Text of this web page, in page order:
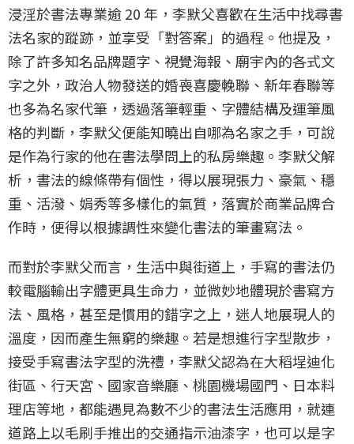
浸淫於書法專業逾 20 年，李默父喜歡在生活中找尋書
法名家的蹤跡，並享受「對答案」的過程。他提及，
除了許多知名品牌題字、視覺海報、廟宇內的各式文
字之外，政治人物發送的婚喪喜慶輓聯、新年春聯等
也多為名家代筆，透過落筆輕重、字體結構及運筆風
格的判斷，李默父便能知曉出自哪為名家之手，可說
是作為行家的他在書法學問上的私房樂趣。李默父解
析，書法的線條帶有個性，得以展現張力、豪氣、穩
重、活潑、娟秀等多樣化的氣質，落實於商業品牌合
作時，便得以根據調性來變化書法的筆畫寫法。
而對於李默父而言，生活中與街道上，手寫的書法仍
較電腦輸出字體更具生命力，並微妙地體現於書寫方
法、風格，甚至是慣用的錯字之上，迷人地展現人的
溫度，因而產生無窮的樂趣。若是想進行字型散步，
接受手寫書法字型的洗禮，李默父認為在大稻埕迪化
街區、行天宮、國家音樂廳、桃園機場國門、日本料
理店等地，都能遇見為數不少的書法生活應用，就連
道路上以毛刷手推出的交通指示油漆字，也可以是字